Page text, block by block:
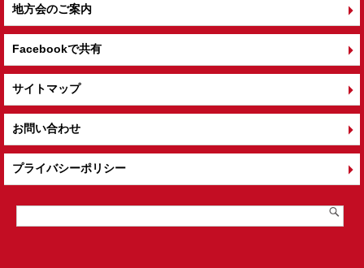
地方会のご案内
Facebookで共有
サイトマップ
お問い合わせ
プライバシーポリシー